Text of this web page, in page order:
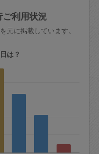
ャンセル＝依頼
午前9時開始の場
で＝依頼金額の
象外となるので
ださい：初めて
利用状況
元に掲載しています。
は？